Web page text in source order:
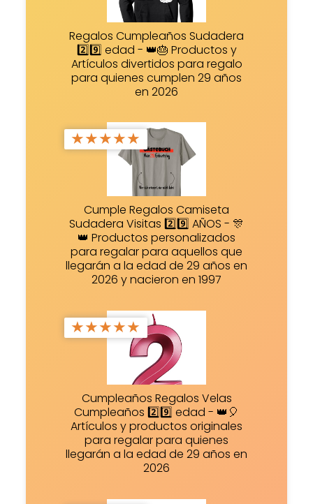
Regalos Cumpleaños Sudadera
2️⃣9️⃣ edad - 👑🎂 Productos y
Artículos divertidos para regalo
para quienes cumplen 29 años
en 2026
★★★★★
Cumple Regalos Camiseta
Sudadera Visitas 2️⃣9️⃣ AÑOS - 🎊
👑 Productos personalizados
para regalar para aquellos que
llegarán a la edad de 29 años en
2026 y nacieron en 1997
★★★★★
Cumpleaños Regalos Velas
Cumpleaños 2️⃣9️⃣ edad - 👑🎈
Artículos y productos originales
para regalar para quienes
llegarán a la edad de 29 años en
2026